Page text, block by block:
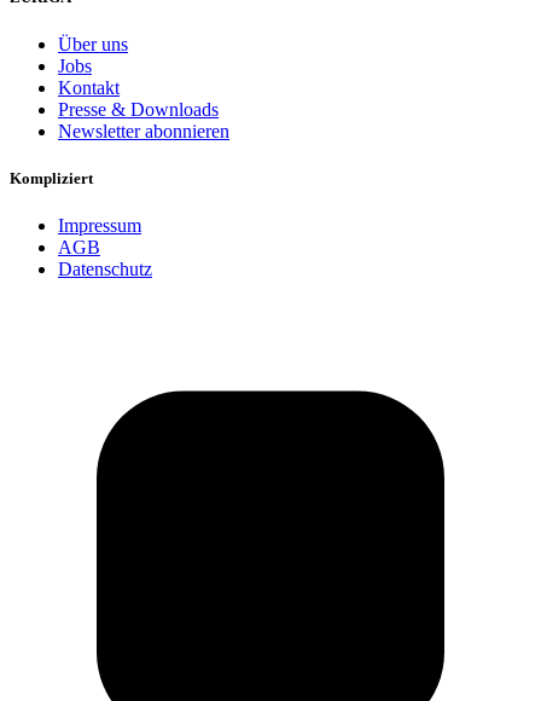
Über uns
Jobs
Kontakt
Presse & Downloads
Newsletter abonnieren
Kompliziert
Impressum
AGB
Datenschutz